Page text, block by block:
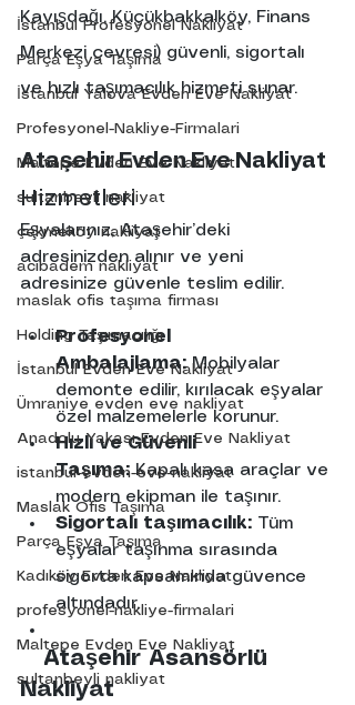
İstanbul Profesyonel Nakliyat
Parça Eşya Taşıma
İstanbul Yalova Evden Eve Nakliyat
Profesyonel-Nakliye-Firmalari
Maltepe Evden Eve Nakliyat
sultanbeyli nakliyat
çekmeköy nakliyat
acıbadem nakliyat
maslak ofis taşıma firması
Holding Taşımacılığı
İstanbul Evden Eve Nakliyat
Ümraniye evden eve nakliyat
Anadolu Yakası Evden Eve Nakliyat
istanbul-evden-eve-nakliyat
Maslak Ofis Taşıma
Parça Eşya Taşıma
Kadıköy Evden Eve Nakliyat
profesyonel-nakliye-firmalari
Maltepe Evden Eve Nakliyat
sultanbeyli nakliyat
Kayışdağı, Küçükbakkalköy, Finans
Merkezi çevresi) güvenli, sigortalı
ve hızlı taşımacılık hizmeti sunar.
Ataşehir Evden Eve Nakliyat
Hizmetleri
Eşyalarınız, Ataşehir’deki
adresinizden alınır ve yeni
adresinize güvenle teslim edilir.
Profesyonel
Ambalajlama: Mobilyalar
demonte edilir, kırılacak eşyalar
özel malzemelerle korunur.
Hızlı ve Güvenli
Taşıma: Kapalı kasa araçlar ve
modern ekipman ile taşınır.
Sigortalı taşımacılık: Tüm
eşyalar taşınma sırasında
sigorta kapsamında güvence
altındadır.
Ataşehir Asansörlü
Nakliyat